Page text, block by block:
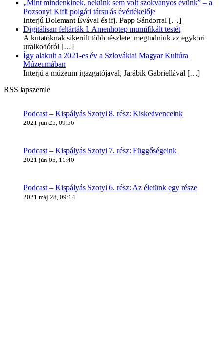
„Mint mindenkinek, nekünk sem volt szokványos évünk” – a
Pozsonyi Kifli polgári társulás évértékelője
Interjú Bolemant Évával és ifj. Papp Sándorral […]
Digitálisan feltárták I. Amenhotep mumifikált testét
A kutatóknak sikerült több részletet megtudniuk az egykori
uralkodóról […]
Így alakult a 2021-es év a Szlovákiai Magyar Kultúra
Múzeumában
Interjú a múzeum igazgatójával, Jarábik Gabriellával […]
RSS lapszemle
Podcast – Kispályás Szotyi 8. rész: Kiskedvenceink
2021 jún 25, 09:56
Podcast – Kispályás Szotyi 7. rész: Függőségeink
2021 jún 05, 11:40
Podcast – Kispályás Szotyi 6. rész: Az életünk egy része
2021 máj 28, 09:14